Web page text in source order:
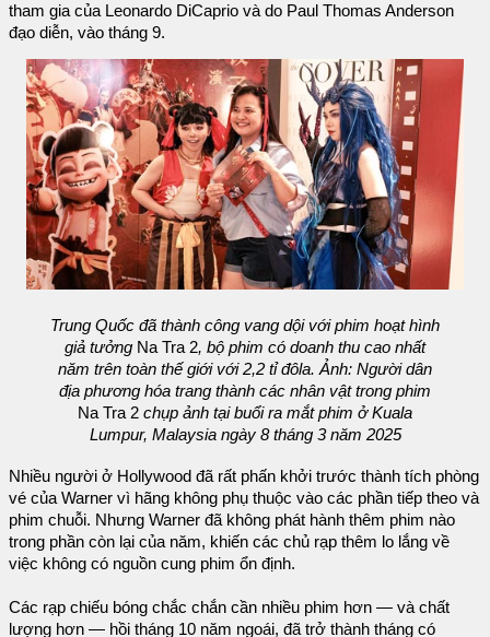
tham gia của Leonardo DiCaprio và do Paul Thomas Anderson
đạo diễn, vào tháng 9.
Trung Quốc đã thành công vang dội với phim hoạt hình
giả tưởng Na Tra 2, bộ phim có doanh thu cao nhất
năm trên toàn thế giới với 2,2 tỉ đôla. Ảnh: Người dân
địa phương hóa trang thành các nhân vật trong phim
Na Tra 2 chụp ảnh tại buổi ra mắt phim ở Kuala
Lumpur, Malaysia ngày 8 tháng 3 năm 2025
Nhiều người ở Hollywood đã rất phấn khởi trước thành tích phòng
vé của Warner vì hãng không phụ thuộc vào các phần tiếp theo và
phim chuỗi. Nhưng Warner đã không phát hành thêm phim nào
trong phần còn lại của năm, khiến các chủ rạp thêm lo lắng về
việc không có nguồn cung phim ổn định.
Các rạp chiếu bóng chắc chắn cần nhiều phim hơn — và chất
lượng hơn — hồi tháng 10 năm ngoái, đã trở thành tháng có